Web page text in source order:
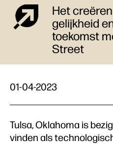
Het
gelijkheid
toekomst
Street
01-04-2023
Tulsa, Oklahoma is
vinden als